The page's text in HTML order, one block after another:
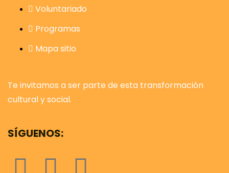
Voluntariado
Programas
Mapa sitio
Te invitamos a ser parte de esta transformación
cultural y social.
SÍGUENOS: